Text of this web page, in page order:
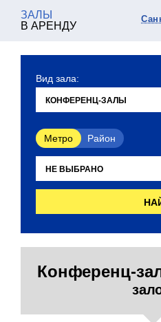
ЗАЛЫ
В АРЕНДУ
Вид зала:
Метро Район
Конференц-